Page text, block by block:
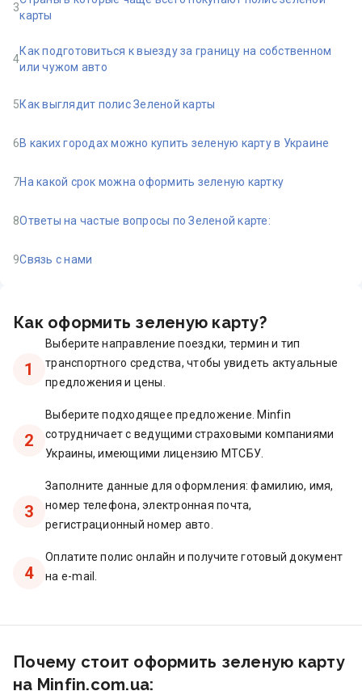
Как оформить зеленую карту?
1
Выберите направление поездки, термин и тип
транспортного средства, чтобы увидеть актуальные
предложения и цены.
2
Выберите подходящее предложение. Minfin
сотрудничает с ведущими страховыми компаниями
Украины, имеющими лицензию МТСБУ.
3
Заполните данные для оформления: фамилию, имя,
номер телефона, электронная почта,
регистрационный номер авто.
4
Оплатите полис онлайн и получите готовый документ
на e-mail.
Почему стоит оформить зеленую карту
на Minfin.com.ua:
3
карты
4
Как подготовиться к выезду за границу на собственном
или чужом авто
5Как выглядит полис Зеленой карты
6В каких городах можно купить зеленую карту в Украине
7На какой срок можна оформить зеленую картку
8Ответы на частые вопросы по Зеленой карте:
9Связь с нами